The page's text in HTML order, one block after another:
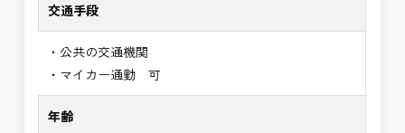
交通手段
・公共の交通機関
・マイカー通勤 可
年齢